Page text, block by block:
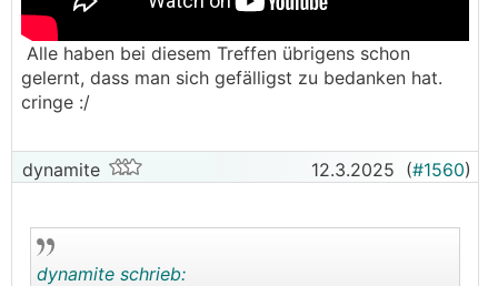
Alle haben bei diesem Treffen übrigens schon
gelernt, dass man sich gefälligst zu bedanken hat.
cringe :/
dynamite 12.3.2025 (#1560)
dynamite schrieb: